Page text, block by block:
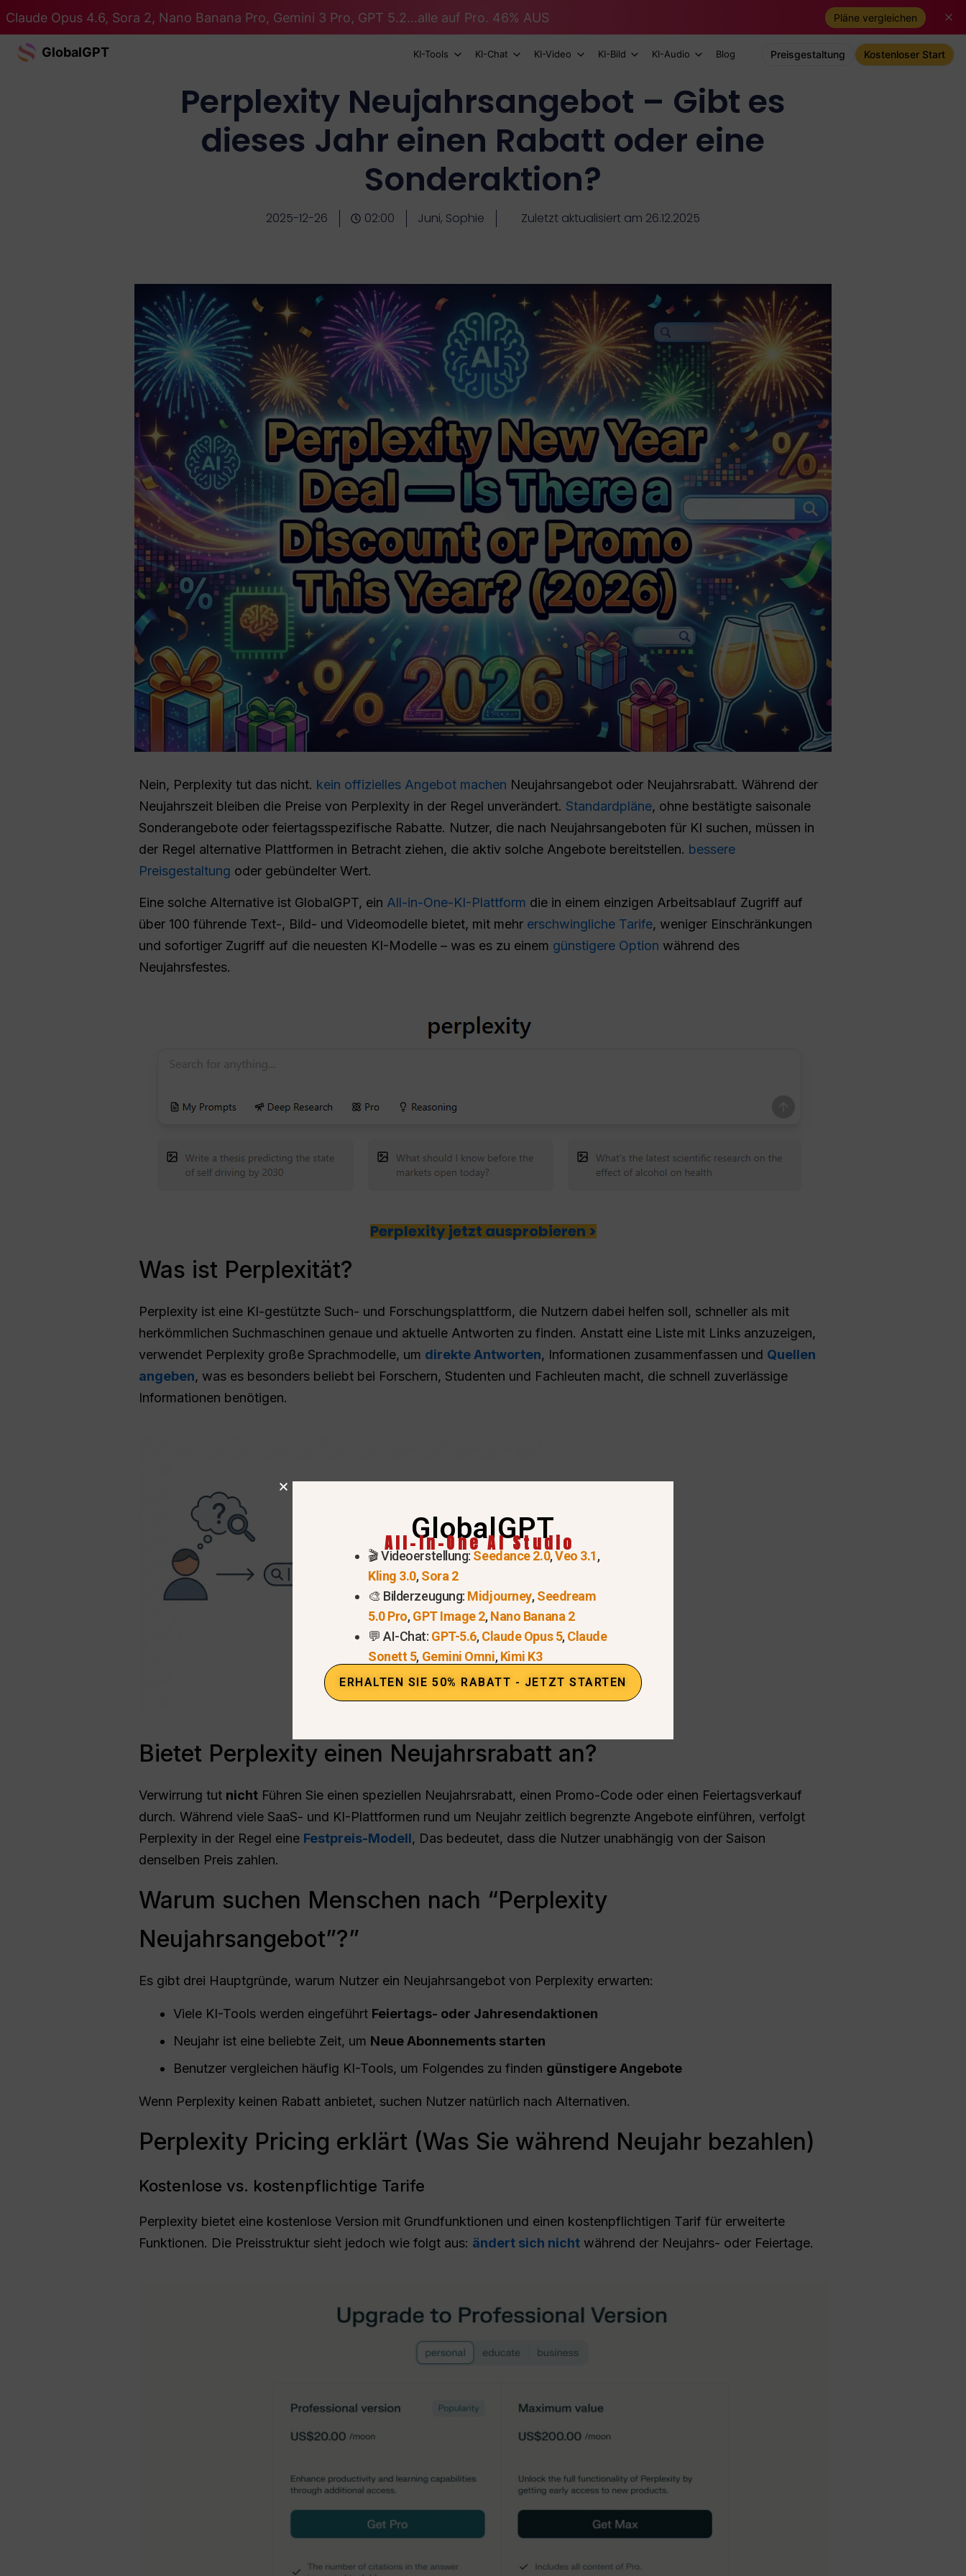
Claude Opus 4.6, Sora 2, Nano Banana Pro, Gemini 3 Pro, GPT 5.2...alle auf Pro. 46% AUS Pläne vergleichen
GlobalGPT KI-Tools KI-Chat KI-Video KI-Bild KI-Audio Blog Preisgestaltung Kostenloser Start
Perplexity Neujahrsangebot – Gibt es
dieses Jahr einen Rabatt oder eine
Sonderaktion?
2025-12-26 02:00 Juni, Sophie Zuletzt aktualisiert am 26.12.2025
Nein, Perplexity tut das nicht. kein offizielles Angebot machen Neujahrsangebot oder Neujahrsrabatt. Während der
Neujahrszeit bleiben die Preise von Perplexity in der Regel unverändert. Standardpläne, ohne bestätigte saisonale
Sonderangebote oder feiertagsspezifische Rabatte. Nutzer, die nach Neujahrsangeboten für KI suchen, müssen in
der Regel alternative Plattformen in Betracht ziehen, die aktiv solche Angebote bereitstellen. bessere
Preisgestaltung oder gebündelter Wert.
Eine solche Alternative ist GlobalGPT, ein All-in-One-KI-Plattform die in einem einzigen Arbeitsablauf Zugriff auf
über 100 führende Text-, Bild- und Videomodelle bietet, mit mehr erschwingliche Tarife, weniger Einschränkungen
und sofortiger Zugriff auf die neuesten KI-Modelle – was es zu einem günstigere Option während des
Neujahrsfestes.
Perplexity jetzt ausprobieren >
Was ist Perplexität?
Perplexity ist eine KI-gestützte Such- und Forschungsplattform, die Nutzern dabei helfen soll, schneller als mit
herkömmlichen Suchmaschinen genaue und aktuelle Antworten zu finden. Anstatt eine Liste mit Links anzuzeigen,
verwendet Perplexity große Sprachmodelle, um direkte Antworten, Informationen zusammenfassen und Quellen
angeben, was es besonders beliebt bei Forschern, Studenten und Fachleuten macht, die schnell zuverlässige
Informationen benötigen.
Bietet Perplexity einen Neujahrsrabatt an?
Verwirrung tut nicht Führen Sie einen speziellen Neujahrsrabatt, einen Promo-Code oder einen Feiertagsverkauf
durch. Während viele SaaS- und KI-Plattformen rund um Neujahr zeitlich begrenzte Angebote einführen, verfolgt
Perplexity in der Regel eine Festpreis-Modell, Das bedeutet, dass die Nutzer unabhängig von der Saison
denselben Preis zahlen.
Warum suchen Menschen nach “Perplexity
Neujahrsangebot”?”
Es gibt drei Hauptgründe, warum Nutzer ein Neujahrsangebot von Perplexity erwarten:
Viele KI-Tools werden eingeführt Feiertags- oder Jahresendaktionen
Neujahr ist eine beliebte Zeit, um Neue Abonnements starten
Benutzer vergleichen häufig KI-Tools, um Folgendes zu finden günstigere Angebote
Wenn Perplexity keinen Rabatt anbietet, suchen Nutzer natürlich nach Alternativen.
Perplexity Pricing erklärt (Was Sie während Neujahr bezahlen)
Kostenlose vs. kostenpflichtige Tarife
Perplexity bietet eine kostenlose Version mit Grundfunktionen und einen kostenpflichtigen Tarif für erweiterte
Funktionen. Die Preisstruktur sieht jedoch wie folgt aus: ändert sich nicht während der Neujahrs- oder Feiertage.
GlobalGPT
All-In-One AI Studio
🎬 Videoerstellung: Seedance 2.0,Veo 3.1,
Kling 3.0,Sora 2
🎨 Bilderzeugung: Midjourney,Seedream
5.0 Pro,GPT Image 2,Nano Banana 2
💬 AI-Chat: GPT-5.6,Claude Opus 5,Claude
Sonett 5, Gemini Omni,Kimi K3
ERHALTEN SIE 50% RABATT - JETZT STARTEN